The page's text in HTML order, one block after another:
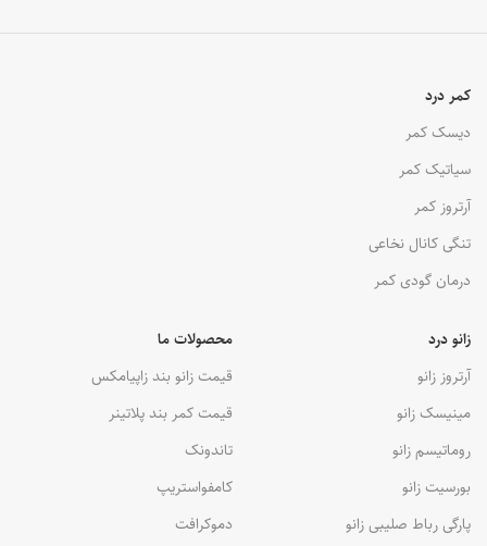
محصولات ما
قیمت زانو بند زاپیامکس
قیمت کمر بند پلاتینر
تاندونک
کامفواستریپ
دموکرافت
زانو درد
آرتروز زانو
مینیسک زانو
روماتیسم زانو
بورسیت زانو
پارگی رباط صلیبی زانو
کمر درد
دیسک کمر
سیاتیک کمر
آرتروز کمر
تنگی کانال نخاعی
درمان گودی کمر